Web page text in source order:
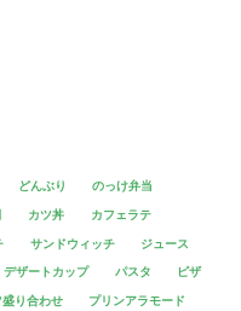
どんぶり
のっけ弁当
カツ丼
カフェラテ
サンドウィッチ
ジュース
デザートカップ パスタ
ピザ
り合わせ
プリンアラモード